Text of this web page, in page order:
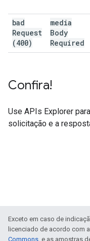
bad
Request
(400)
media
Body
Required
Confira!
Use APIs Explorer
solicitação e a
Exceto em caso de
licenciado de acordo com a
Commons, e as amostras